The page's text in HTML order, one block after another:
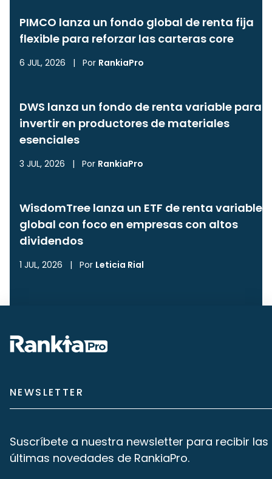
PIMCO lanza un fondo global de renta fija
flexible para reforzar las carteras core
6 JUL, 2026 | Por RankiaPro
DWS lanza un fondo de renta variable para
invertir en productores de materiales
esenciales
3 JUL, 2026 | Por RankiaPro
WisdomTree lanza un ETF de renta variable
global con foco en empresas con altos
dividendos
1 JUL, 2026 | Por Leticia Rial
NEWSLETTER
Suscríbete a nuestra newsletter para recibir las
últimas novedades de RankiaPro.